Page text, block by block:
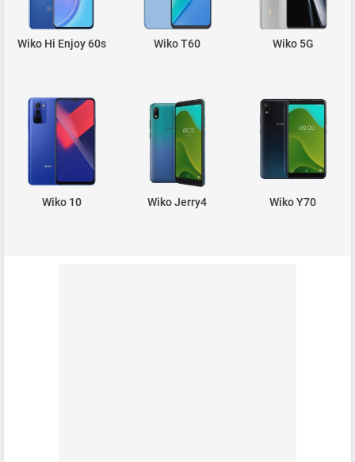
Wiko Hi Enjoy 60s Wiko T60 Wiko 5G
Wiko 10 Wiko Jerry4 Wiko Y70